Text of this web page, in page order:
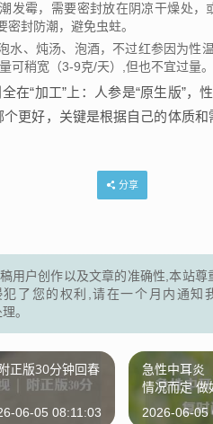
发霉，需要密封放在阴凉干燥处
封防潮，避免虫蛀。
水、炖汤、泡酒，不过红参因为性
可稍宽（3-9克/天）,但也不宜过量。
在“加工”上：人参是“原生版”，
个更好，关键是根据自己的体质
分享
用户创作以及文章的准确性,本站
了您的权利,请在一个月内通知
。
正版30分钟回春
06-05 08:11:03
急性中耳炎
情况而定 做
2026-06-05